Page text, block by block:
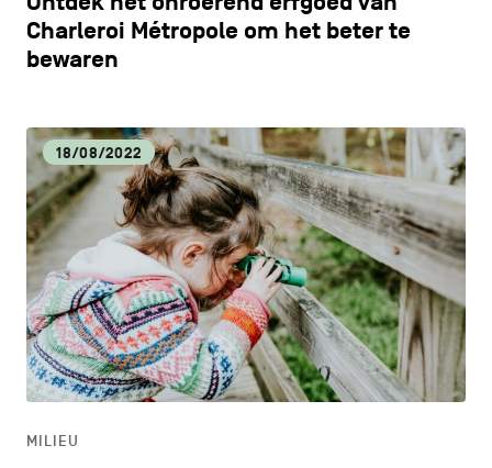
Charleroi Métropole om het beter te
bewaren
18/08/2022
MILIEU